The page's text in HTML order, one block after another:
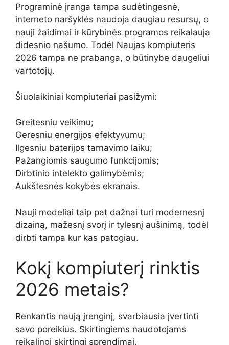
Programinė įranga tampa sudėtingesnė,
interneto naršyklės naudoja daugiau resursų, o
nauji žaidimai ir kūrybinės programos reikalauja
didesnio našumo. Todėl Naujas kompiuteris
2026 tampa ne prabanga, o būtinybe daugeliui
vartotojų.
Šiuolaikiniai kompiuteriai pasižymi:
Greitesniu veikimu;
Geresniu energijos efektyvumu;
Ilgesniu baterijos tarnavimo laiku;
Pažangiomis saugumo funkcijomis;
Dirbtinio intelekto galimybėmis;
Aukštesnės kokybės ekranais.
Nauji modeliai taip pat dažnai turi modernesnį
dizainą, mažesnį svorį ir tylesnį aušinimą, todėl
dirbti tampa kur kas patogiau.
Kokį kompiuterį rinktis
2026 metais?
Renkantis naują įrenginį, svarbiausia įvertinti
savo poreikius. Skirtingiems naudotojams
reikalingi skirtingi sprendimai.